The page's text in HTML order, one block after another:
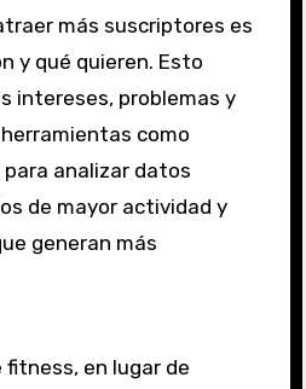
más suscriptores es
y qué quieren. Esto
intereses, problemas y
como
para analizar datos
de mayor actividad y
generan más
fitness, en lugar de